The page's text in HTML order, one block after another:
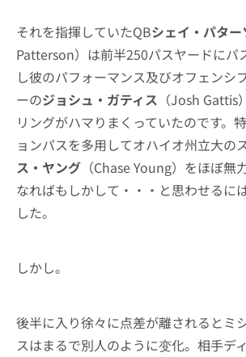
それを指揮していたQBシェイ・パター
Patterson）は前半250パスヤードにパ
し彼のパフォーマンス及びオフェンシ
ーのジョシュ・ガティス （Josh
リングがハマりまくっていたのです。
ョンパスを多用してオハイオ州立大の
ス・ヤング （Chase Young）をほぼ無
なればもしかして・・・と思わせるに
した。
しかし。
後半に入り徐々に点差が離されるとミ
スはまるで別人のように变化。相手デ